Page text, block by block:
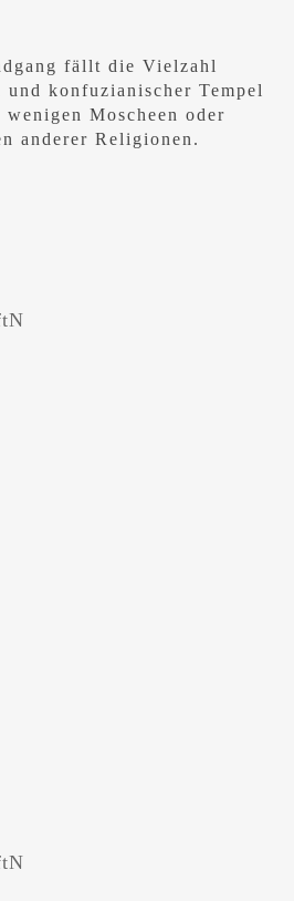
fällt die Vielzahl
und konfuzianischer Tempel
wenigen Moscheen oder
anderer Religionen.